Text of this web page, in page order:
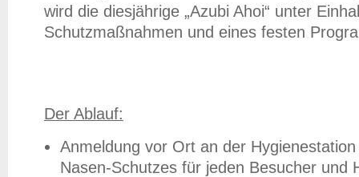
wird die diesjährige „Azubi Ahoi“ unter
Schutzmaßnahmen und eines festen
Der Ablauf:
Anmeldung vor Ort an der
Nasen-Schutzes für jeden Besucher und